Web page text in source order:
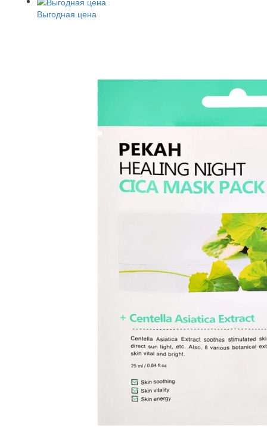
Выгодная цена